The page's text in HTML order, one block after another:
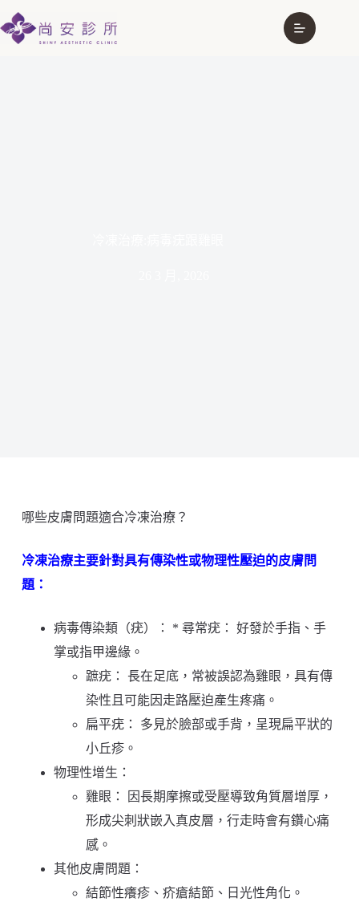
哪些皮膚問題適合冷凍治療？
冷凍治療主要針對具有傳染性或物理性壓迫的皮膚問
題：
病毒傳染類（疣）： * 尋常疣： 好發於手指、手
掌或指甲邊緣。
蹠疣： 長在足底，常被誤認為雞眼，具有傳
染性且可能因走路壓迫產生疼痛。
扁平疣： 多見於臉部或手背，呈現扁平狀的
小丘疹。
物理性增生：
雞眼： 因長期摩擦或受壓導致角質層增厚，
形成尖刺狀嵌入真皮層，行走時會有鑽心痛
感。
其他皮膚問題：
結節性癢疹、疥瘡結節、日光性角化。